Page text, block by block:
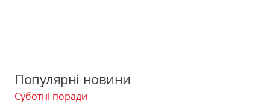
Популярні новини
Суботні поради